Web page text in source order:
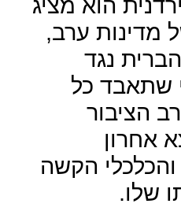
מדינות ערב,
נגד
שתאבד כל
הציבור
אחרון
הקשה
שלו.